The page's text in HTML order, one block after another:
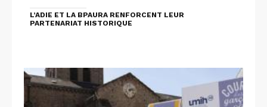
L’ADIE ET LA BPAURA RENFORCENT LEUR
PARTENARIAT HISTORIQUE